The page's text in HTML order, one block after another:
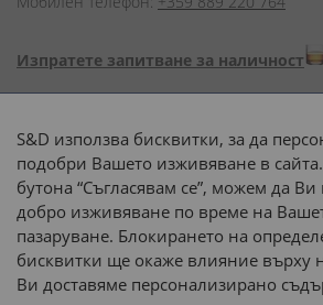
Изпратете запитване за наличност
Начини на
Доставка до адрес с:
или
S&D използва бисквитки, за да
подобри Вашето изживяване в
бутона “Съгласявам се”, можем да
добро изживяване по време на
пазаруване. Блокирането на
бисквитки ще окаже влияние върху
Ви доставяме персонализирано